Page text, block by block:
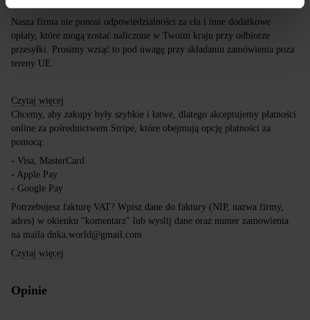
Nasza firma nie ponosi odpowiedzialności za cła i inne dodatkowe
opłaty, które mogą zostać naliczone w Twoim kraju przy odbiorze
przesyłki. Prosimy wziąć to pod uwagę przy składaniu zamówienia poza
tereny UE.
Czytaj więcej
Chcemy, aby zakupy były szybkie i łatwe, dlatego akceptujemy płatności
online za pośrednictwem Stripe, które obejmują opcję płatności za
pomocą:
- Visa, MasterCard
- Apple Pay
- Google Pay
Potrzebujesz fakturę VAT? Wpisz dane do faktury (NIP, nazwa firmy,
adres) w okienku "komentarz" lub wyslij dane oraz numer zamowienia
na maila dnka.world@gmail.com
Czytaj więcej
Opinie